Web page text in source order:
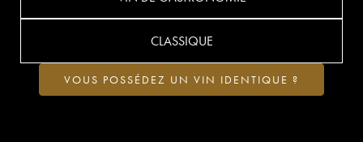
CLASSIQUE
VOUS POSSÉDEZ UN VIN IDENTIQUE ?